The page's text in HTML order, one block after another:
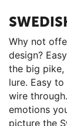
Why not
design?
the big
lure. Easy
wire
emotions
picture the